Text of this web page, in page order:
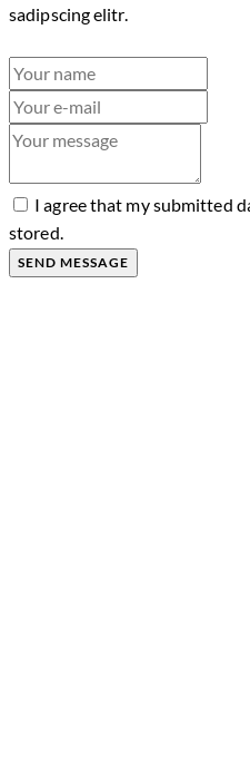
sadipscing elitr.
I agree that my submitted
stored.
SEND MESSAGE